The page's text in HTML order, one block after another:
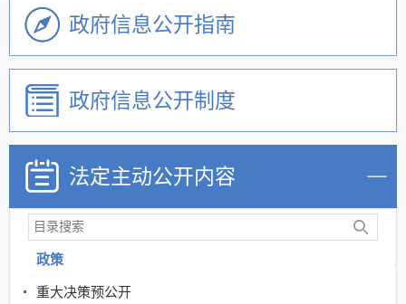
政府信息公开指南
政府信息公开制度
法定主动公开内容
政策
重大决策预公开